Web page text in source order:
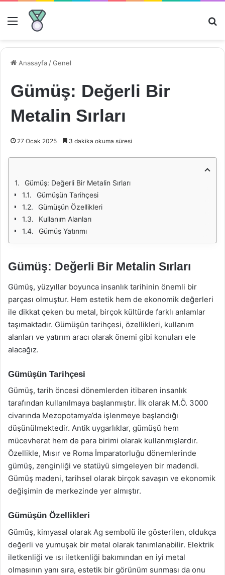
Menü
Anasayfa /Genel
Gümüş: Değerli Bir
Metalin Sırları
27 Ocak 2025 3 dakika okuma süresi
Gümüş: Değerli Bir Metalin Sırları
Gümüşün Tarihçesi
Gümüşün Özellikleri
Kullanım Alanları
Gümüş Yatırımı
Gümüş: Değerli Bir Metalin Sırları
Gümüş, yüzyıllar boyunca insanlık tarihinin önemli bir
parçası olmuştur. Hem estetik hem de ekonomik değerleri
ile dikkat çeken bu metal, birçok kültürde farklı anlamlar
taşımaktadır. Gümüşün tarihçesi, özellikleri, kullanım
alanları ve yatırım aracı olarak önemi gibi konuları ele
alacağız.
Gümüşün Tarihçesi
Gümüş, tarih öncesi dönemlerden itibaren insanlık
tarafından kullanılmaya başlanmıştır. İlk olarak M.Ö. 3000
civarında Mezopotamya’da işlenmeye başlandığı
düşünülmektedir. Antik uygarlıklar, gümüşü hem
mücevherat hem de para birimi olarak kullanmışlardır.
Özellikle, Mısır ve Roma İmparatorluğu dönemlerinde
gümüş, zenginliği ve statüyü simgeleyen bir madendi.
Gümüş madeni, tarihsel olarak birçok savaşın ve ekonomik
değişimin de merkezinde yer almıştır.
Gümüşün Özellikleri
Gümüş, kimyasal olarak Ag sembolü ile gösterilen, oldukça
değerli ve yumuşak bir metal olarak tanımlanabilir. Elektrik
iletkenliği ve ısı iletkenliği bakımından en iyi metal
olmasının yanı sıra, estetik bir görünüm sunması da onu